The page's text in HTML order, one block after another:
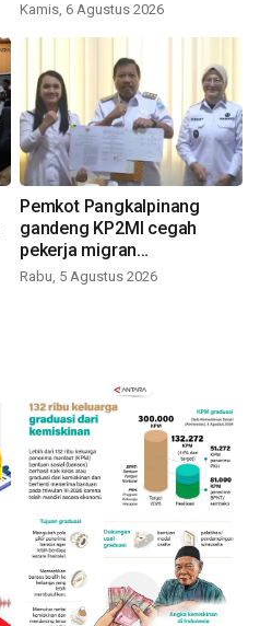
Kamis, 6 Agustus 2026
Pemkot Pangkalpinang
gandeng KP2MI cegah
pekerja migran
nonprosedural
Rabu, 5 Agustus 2026